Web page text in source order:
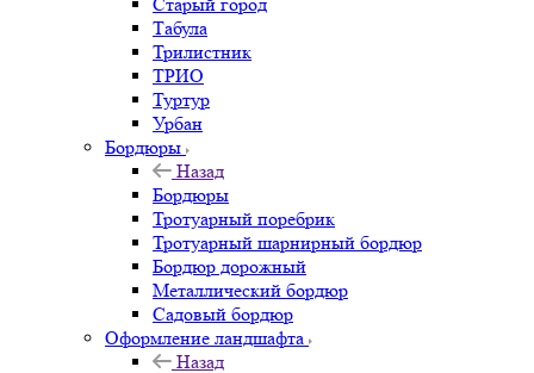
Табула
Трилистник
ТРИО
Туртур
Урбан
Бордюры
Назад
Бордюры
Тротуарный поребрик
Тротуарный шарнирный бордюр
Бордюр дорожный
Металлический бордюр
Садовый бордюр
Оформление ландшафта
Назад